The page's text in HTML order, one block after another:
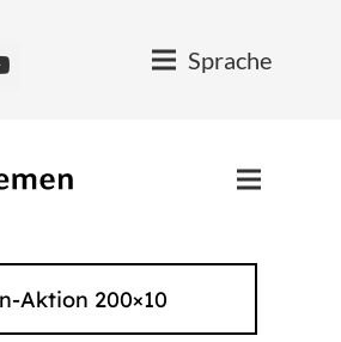
Sprache
Aktion 200×10